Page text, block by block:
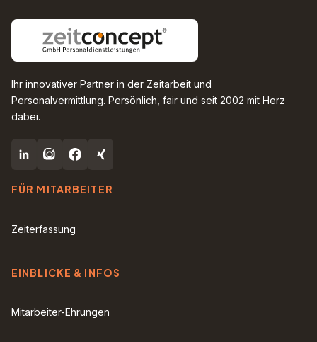
Ihr innovativer Partner in der Zeitarbeit und
Personalvermittlung. Persönlich, fair und seit 2002 mit Herz
dabei.
FÜR MITARBEITER
Zeiterfassung
EINBLICKE & INFOS
Mitarbeiter-Ehrungen